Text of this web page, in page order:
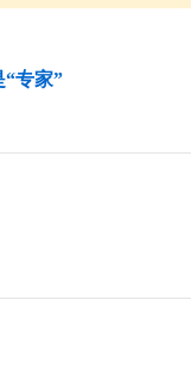
专家”